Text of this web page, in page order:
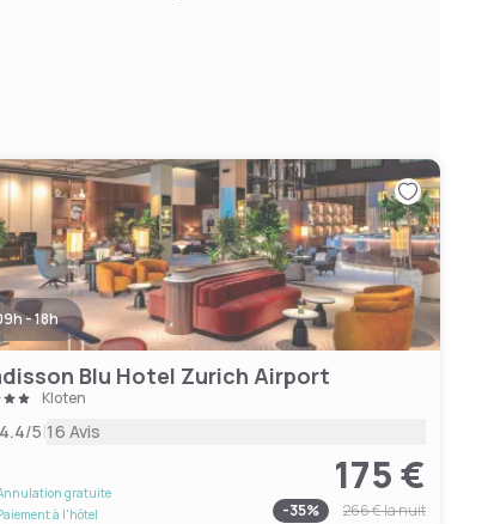
- 18h
Blu Hotel Zurich Airport
Kloten
4.4/5|16 Avis
gratuite
à l'hôtel
175 €
-35% 266 €la nuit